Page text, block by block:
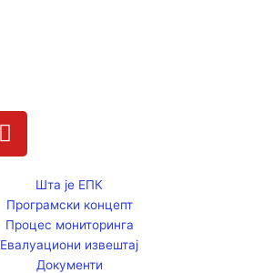
Y
o
u
b
e
Шта је ЕПК
Програмски концепт
Процес мониторинга
Евалуациони извештај
Документи